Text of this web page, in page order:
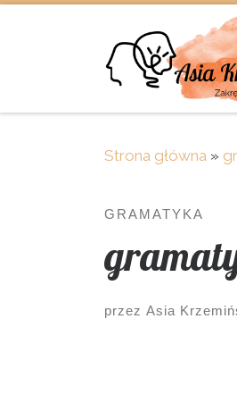
Strona główna »
GRAMATYKA
przez Asia